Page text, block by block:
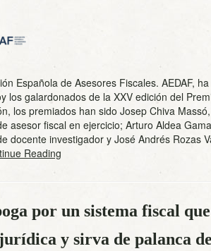
Española de Asesores Fiscales. AEDAF,
los galardonados de la XXV edición del
los premiados han sido Josep Chiva
asesor fiscal en ejercicio; Arturo Aldea
docente investigador y José Andrés Rozas
Reading
por un sistema fiscal
y sirva de palanca